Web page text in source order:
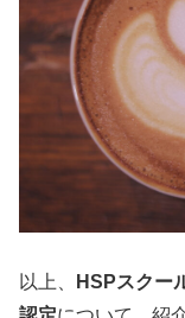
以上、 HSPスクー